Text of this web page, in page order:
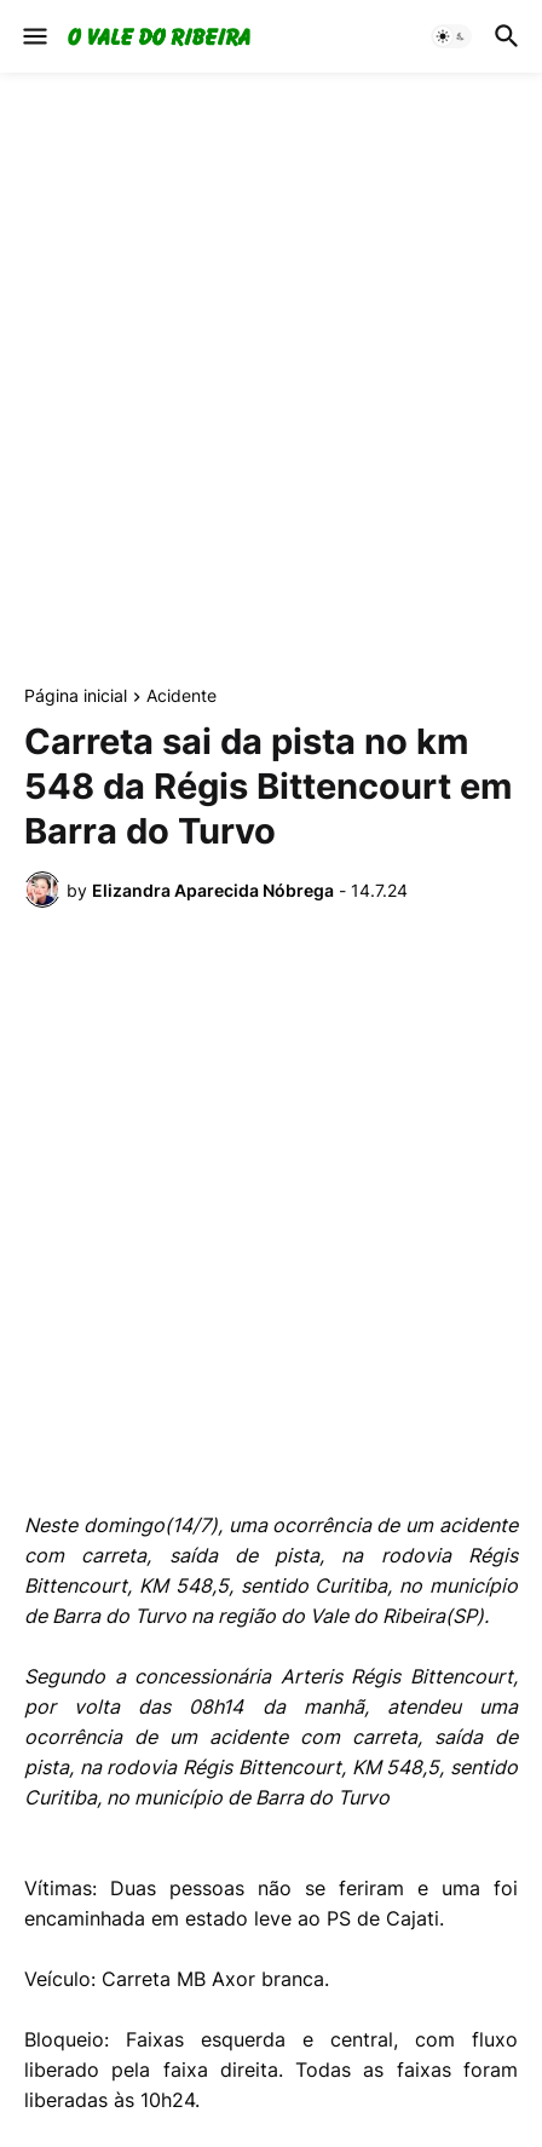
Página inicial Acidente
Carreta sai da pista no km
548 da Régis Bittencourt em
Barra do Turvo
by Elizandra Aparecida Nóbrega - 14.7.24
Neste domingo(14/7), uma ocorrência de um acidente
com carreta, saída de pista, na rodovia Régis
Bittencourt, KM 548,5, sentido Curitiba, no município
de Barra do Turvo na região do Vale do Ribeira(SP).
Segundo a concessionária Arteris Régis Bittencourt,
por volta das 08h14 da manhã, atendeu uma
ocorrência de um acidente com carreta, saída de
pista, na rodovia Régis Bittencourt, KM 548,5, sentido
Curitiba, no município de Barra do Turvo
Vítimas: Duas pessoas não se feriram e uma foi
encaminhada em estado leve ao PS de Cajati.
Veículo: Carreta MB Axor branca.
Bloqueio: Faixas esquerda e central, com fluxo
liberado pela faixa direita. Todas as faixas foram
liberadas às 10h24.